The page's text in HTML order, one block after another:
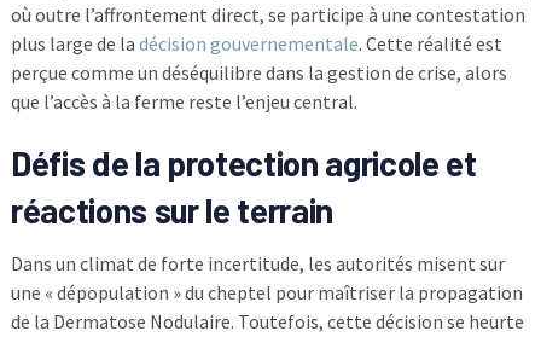
où outre l’affrontement direct, se participe à une contestation
plus large de la décision gouvernementale. Cette réalité est
perçue comme un déséquilibre dans la gestion de crise, alors
que l’accès à la ferme reste l’enjeu central.
Défis de la protection agricole et
réactions sur le terrain
Dans un climat de forte incertitude, les autorités misent sur
une « dépopulation » du cheptel pour maîtriser la propagation
de la Dermatose Nodulaire. Toutefois, cette décision se heurte